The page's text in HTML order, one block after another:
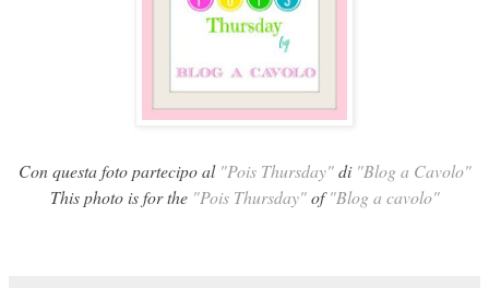
Con questa foto partecipo al "Pois Thursday"di "Blog a Cavolo"
This photo is for the "Pois Thursday"of"Blog a cavolo"